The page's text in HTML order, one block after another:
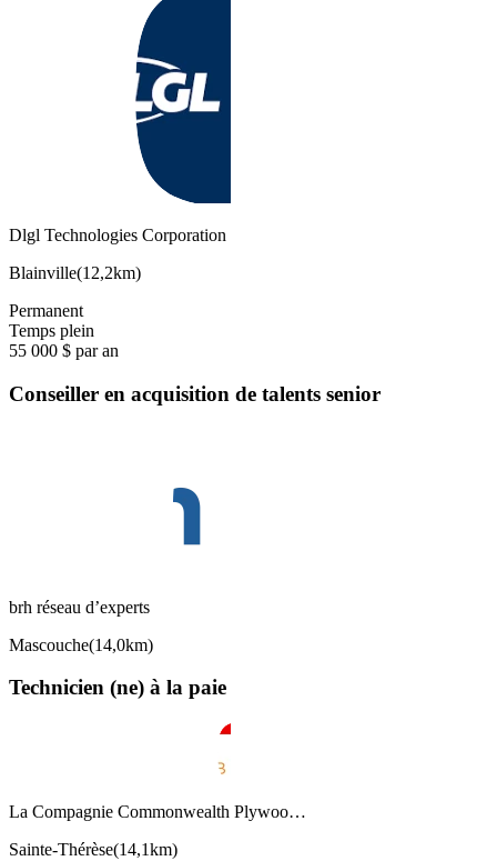
Dlgl Technologies Corporation
Blainville(12,2km)
Permanent
Temps plein
55 000 $ par an
Conseiller en acquisition de talents senior
brh réseau d’experts
Mascouche(14,0km)
Technicien (ne) à la paie
La Compagnie Commonwealth Plywoo…
Sainte-Thérèse(14,1km)